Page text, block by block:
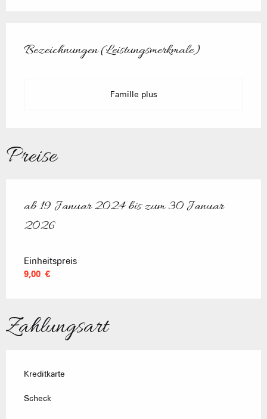
Bezeichnungen (Leistungsmerkmale)
Bezeichnungen (Leistungsmerkmale)
Famille plus
Preise
ab19 Januar 2024bis zum30 Januar 2026
ab19 Januar 2024bis zum30 Januar
2026
Einheitspreis
9,00 €
Zahlungsart
Kreditkarte
Scheck